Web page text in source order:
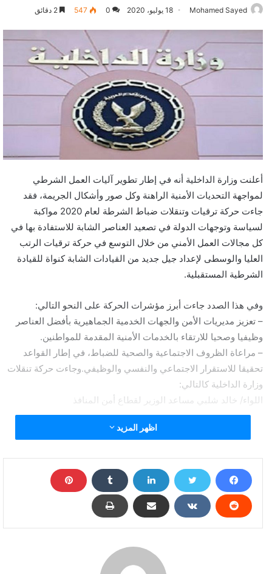
Mohamed Sayed 18 يوليو، 2020 0
547
أعلنت وزارة الداخلية أنه في إطار تطوير آليات العمل الشرطي
لمواجهة التحديات الأمنية الراهنة وكل صور وأشكال الجريمة، فقد
جاءت حركة ترقيات وتنقلات ضباط الشرطة لعام 2020 مواكبة
لسياسة وتوجهات الدولة في تصعيد العناصر الشابة للاستفادة بها في
كل مجالات العمل الأمني من خلال التوسع في حركة ترقيات الرتب
العليا والوسطى لإعداد جيل جديد من القيادات الشابة كنواة للقيادة
الشرطية المستقبلية.
وفي هذا الصدد جاءت أبرز مؤشرات الحركة على النحو التالي:
– تعزيز مديريات الأمن والجهات الخدمية الجماهيرية بأفضل العناصر
وظيفيا وصحيا للارتقاء بالخدمات الأمنية المقدمة للمواطنين.
– مراعاة الظروف الاجتماعية والصحية للضباط، في إطار القواعد
تحقيقا للاستقرار الاجتماعي والنفسي والوظيفي.وجاءت حركة تنقلات
وزارة الداخلية كالتالي:
اللواء/ خالد شلبي مساعد الوزير لقطاع أمن المنافذ
اللواء/ رضا سويلم مساعد الوزير لقطاع قوات الأمن
اللواء/ هشام عبد الحميد مساعد الوزير لقطاع الأمن الاقتصادي
اللواء د/ محمود الجمسى مساعد الوزير لقطاع الحراسات والتأمين .
اللواء / محمود العبودى مساعد الوزير لقطاع مكافحة المخدرات
اظهر المزيد